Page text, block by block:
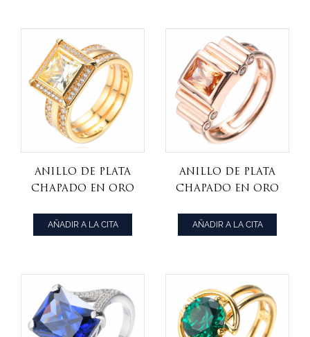
creada en
laboratorio 925
Anillo de plata
chapado en oro
cúbico amarillo
con diamante de
925
AÑADIR A LA CITA
Anillo De Plata
Chapado En Oro
Cúbico Blanco Y
Champán 925
AÑADIR A LA CITA